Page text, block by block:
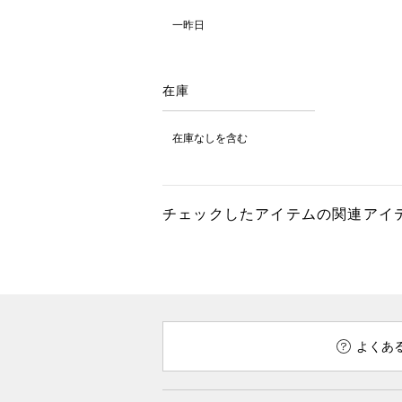
一昨日
在庫
在庫なしを含む
チェックしたアイテムの関連アイ
よくあ